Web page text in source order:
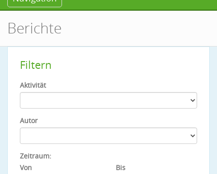
Berichte
Filtern
Aktivität
Autor
Zeitraum:
Von
Bis